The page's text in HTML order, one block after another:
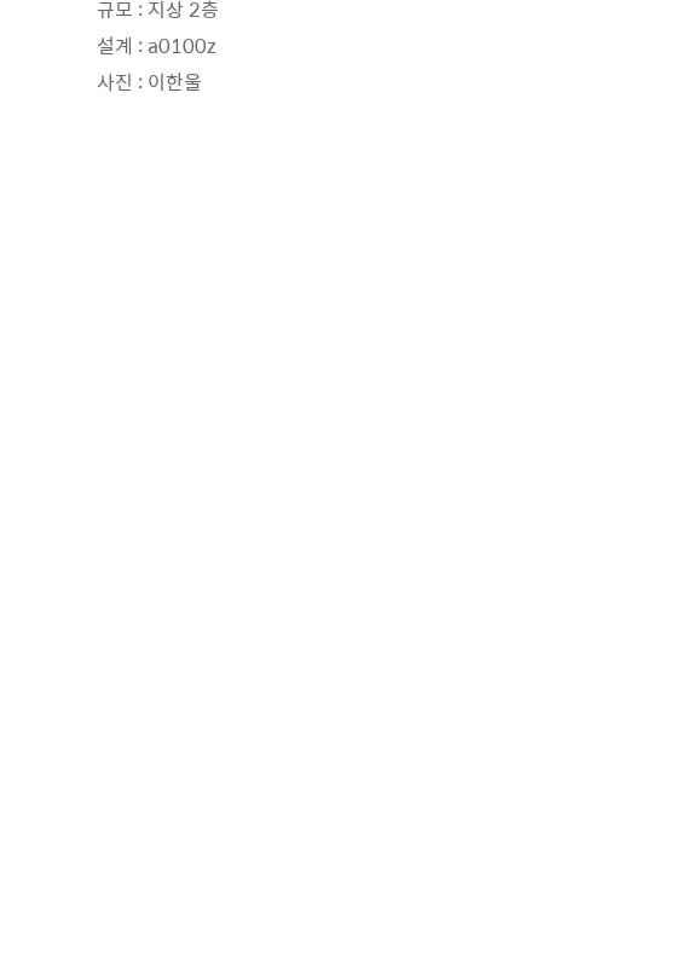
규모 : 지상 2층
설계 : a0100z
사진 : 이한울